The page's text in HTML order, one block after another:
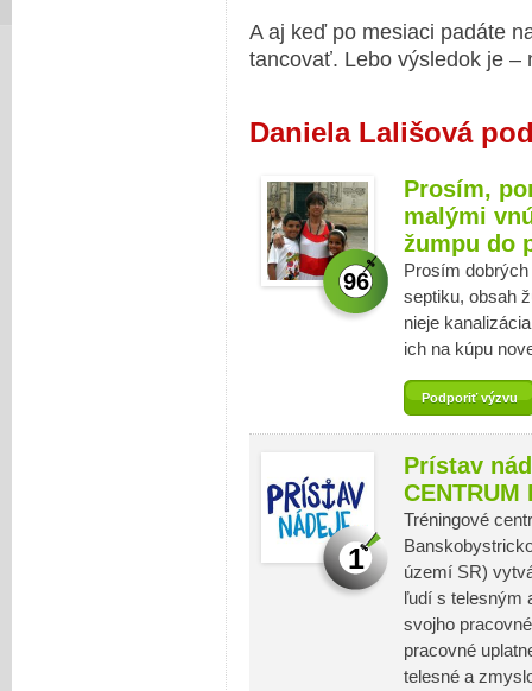
A aj keď po mesiaci padáte
tancovať. Lebo výsledok je –
Daniela Lališová
96
Prosím,
malými
žumpu do
Prosím
septiku, obsah
nieje
ich na kúpu
Podporiť výzvu
1
Prístav
CENTRUM
Tréningové
území SR)
ľudí s telesným
svojho
pracovné
telesné a